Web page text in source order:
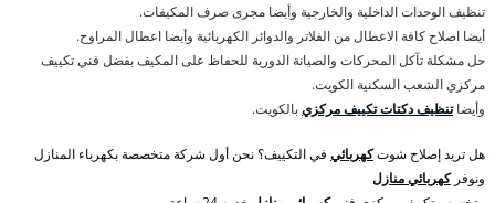
تنظيف الوحدات الداخلية والخارجية وأيضا مجرى صرف المكيفات.
أيضا اصلاح كافة الاعطال من الفلاتر والدوائر الكهربائية وأيضا اعطال المراوح.
حل مشكلة تآكل المحركات والصيانة الدورية للحفاظ على المكيف بفضل فني تكييف
مركزي الشعب السكنية الكويت.
وأيضاتنظيف دكتات تكييف مركزيبالكويت.
هل تريد إصلاح شوتكهربائي في التكييف؟ نحن أول شركة متخصصة بكهرباء المنازل
ونوفركهربائي منازل